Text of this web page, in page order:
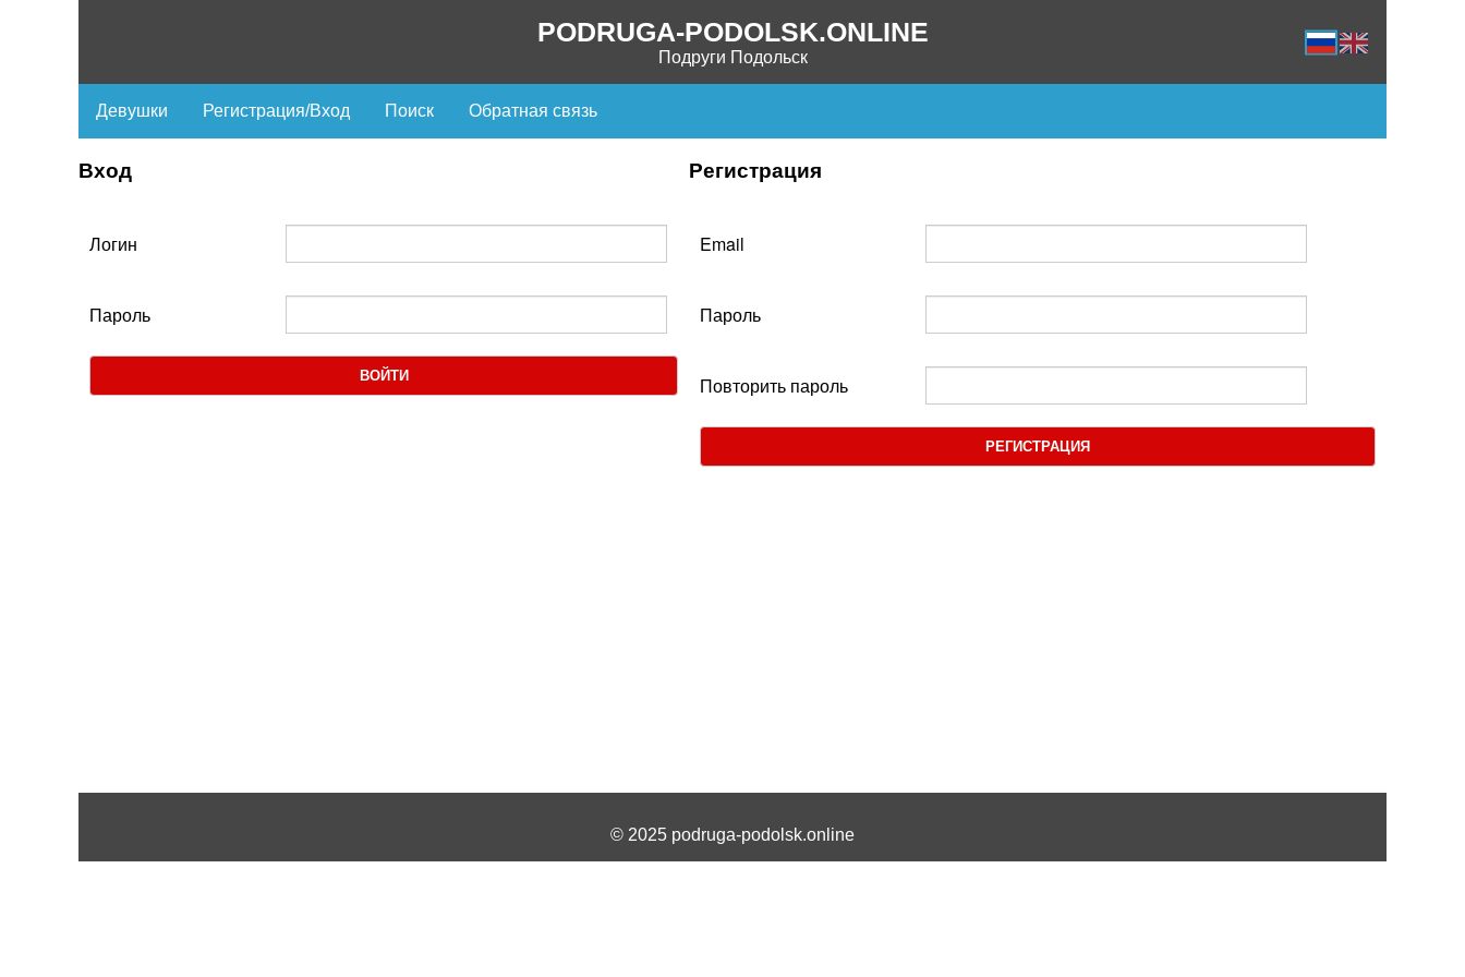
PODRUGA-PODOLSK.ONLINE
Подруги Подольск
Девушки Регистрация/Вход Поиск Обратная связь
Вход
Логин
Пароль
ВОЙТИ
Регистрация
Email
Пароль
Повторить пароль
РЕГИСТРАЦИЯ
© 2025 podruga-podolsk.online